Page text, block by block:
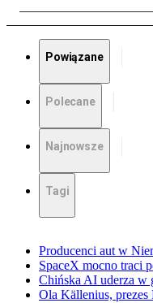
Powiązane
Polecane
Najnowsze
Tagi
Producenci aut w
SpaceX mocno traci
Chińska AI uderza w
Ola Källenius,